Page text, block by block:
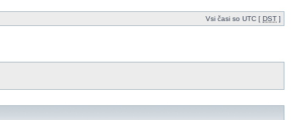
Vsi časi so UTC [ DST ]